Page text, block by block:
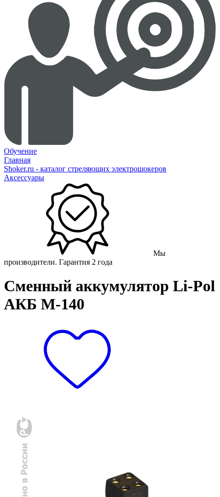
Обучение
Главная
Shoker.ru - каталог стреляющих электрошокеров
Аксессуары
Мы
производители. Гарантия 2 года
Сменный аккумулятор Li-Pol
АКБ М-140